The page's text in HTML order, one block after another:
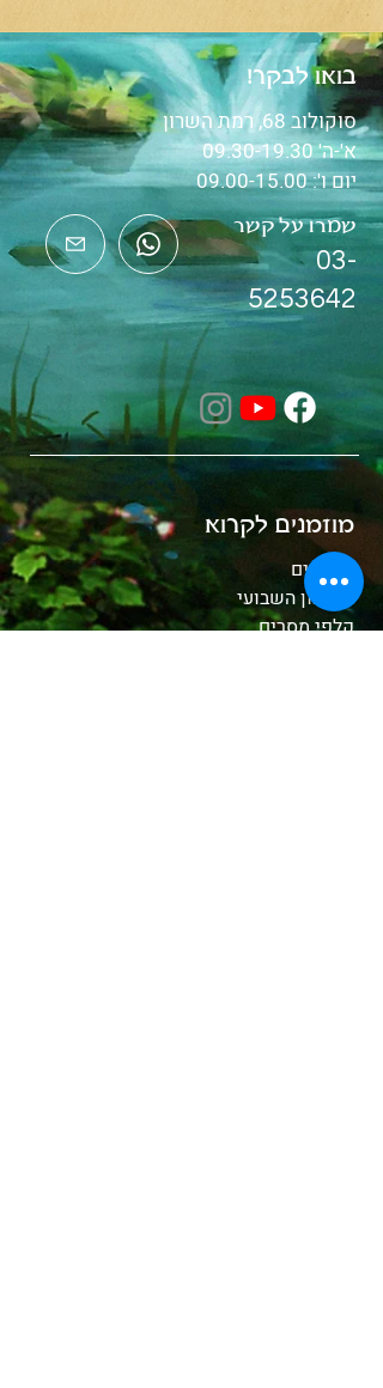
בואו לבקר!
סוקולוב 68, רמת השרון
א'-ה'09.30-19.30
יום ו':09.00-15.00
שמרו על קשר
03-
5253642
מוזמנים לקרוא
מאמרים
העדכון השבועי
קלפי מסרים